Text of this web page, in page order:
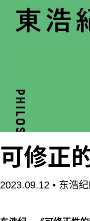
套的生活方式。因此
义，向着去增长型的
所谓“生态社会主义”
增长在内的进步史观
可修正
2023.09.12 • 东浩